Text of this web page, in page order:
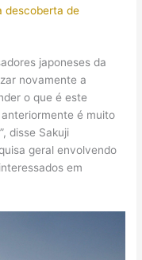
descoberta de
japoneses da
novamente a
o que é este
é muito
disse Sakuji
geral envolvendo
​​em